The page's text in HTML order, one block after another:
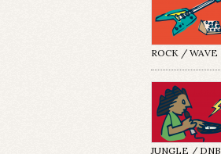
ROCK / WAVE
JUNGLE / DNB